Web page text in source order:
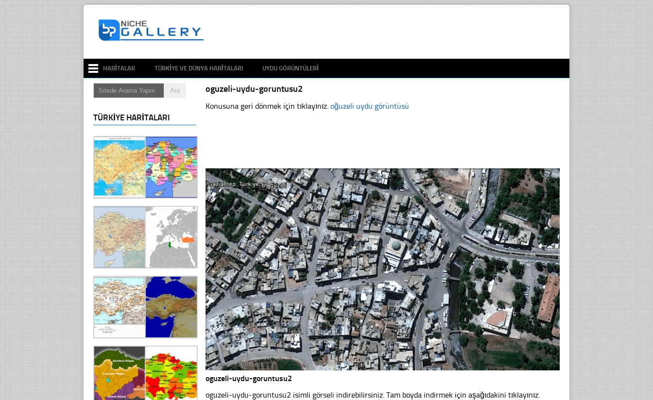
HARITALAR TÜRKIYE VE DÜNYA HARITALARI UYDU GÖRÜNTÜLERI
oguzeli-uydu-goruntusu2
Konusuna geri dönmek için tıklayınız.oğuzeli uydu görüntüsü
oguzeli-uydu-goruntusu2
oguzeli-uydu-goruntusu2 isimli görseli indirebilirsiniz. Tam boyda indirmek için aşağıdakini tıklayınız.
TÜRKIYE HARITALARI